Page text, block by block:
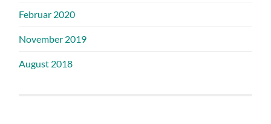
Februar 2020
November 2019
August 2018